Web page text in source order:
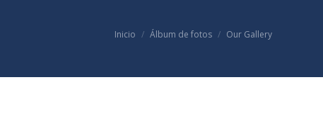
Estás aquí:
Inicio Álbum de fotos Our Gallery